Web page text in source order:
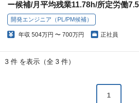
ー候補/月平均残業11.78h/所定労働
開発エンジニア（PL/PM候補）
年収 504万円 〜 700万円 正社員
3 件 を表示（全 3 件）
1